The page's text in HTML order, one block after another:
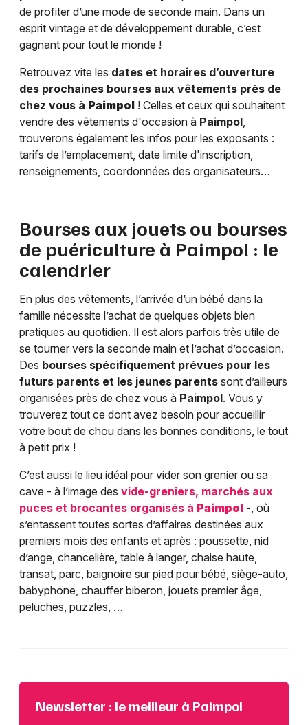
de profiter d’une mode de seconde main. Dans un
esprit vintage et de développement durable, c’est
gagnant pour tout le monde !
Retrouvez vite les dates et horaires d’ouverture
des prochaines bourses aux vêtements près de
chez vous à Paimpol ! Celles et ceux qui souhaitent
vendre des vêtements d'occasion à Paimpol,
trouverons également les infos pour les exposants :
tarifs de l’emplacement, date limite d'inscription,
renseignements, coordonnées des organisateurs…
Bourses aux jouets ou bourses
de puériculture à Paimpol : le
calendrier
En plus des vêtements, l’arrivée d’un bébé dans la
famille nécessite l’achat de quelques objets bien
pratiques au quotidien. Il est alors parfois très utile de
se tourner vers la seconde main et l’achat d’occasion.
Des bourses spécifiquement prévues pour les
futurs parents et les jeunes parents sont d’ailleurs
organisées près de chez vous à Paimpol. Vous y
trouverez tout ce dont avez besoin pour accueillir
votre bout de chou dans les bonnes conditions, le tout
à petit prix !
C’est aussi le lieu idéal pour vider son grenier ou sa
cave - à l’image des vide-greniers, marchés aux
puces et brocantes organisés à Paimpol -, où
s’entassent toutes sortes d’affaires destinées aux
premiers mois des enfants et après : poussette, nid
d’ange, chancelière, table à langer, chaise haute,
transat, parc, baignoire sur pied pour bébé, siège-auto,
babyphone, chauffer biberon, jouets premier âge,
peluches, puzzles, …
Newsletter : le meilleur à Paimpol